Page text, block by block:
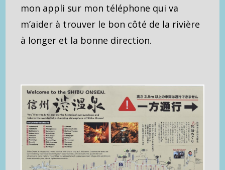
mon appli sur mon téléphone qui va
m’aider à trouver le bon côté de la rivière
à longer et la bonne direction.